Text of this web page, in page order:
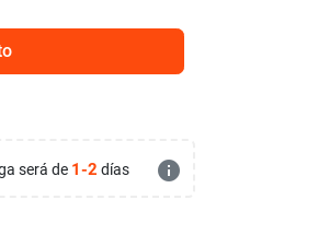
será de 1-2 días info